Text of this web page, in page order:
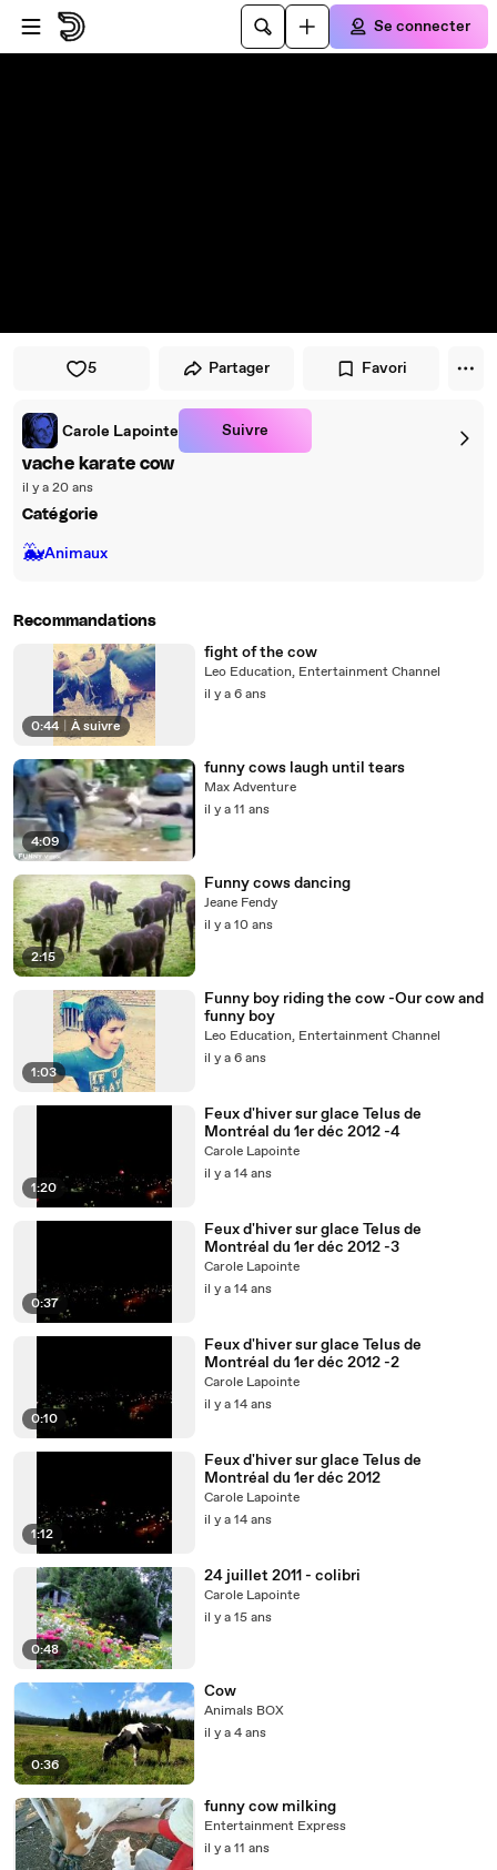
Passer au player
Passer au contenu principal
Se connecter
5 Partager Favori
Carole Lapointe Suivre
vache karate cow
il y a 20 ans
Catégorie
🐳Animaux
Recommandations
0:44 À suivre
fight of the cow
Leo Education, Entertainment Channel
il y a 6 ans
4:09
funny cows laugh until tears
Max Adventure
il y a 11 ans
2:15
Funny cows dancing
Jeane Fendy
il y a 10 ans
1:03
Funny boy riding the cow -Our cow and
funny boy
Leo Education, Entertainment Channel
il y a 6 ans
1:20
Feux d'hiver sur glace Telus de
Montréal du 1er déc 2012 -4
Carole Lapointe
il y a 14 ans
0:37
Feux d'hiver sur glace Telus de
Montréal du 1er déc 2012 -3
Carole Lapointe
il y a 14 ans
0:10
Feux d'hiver sur glace Telus de
Montréal du 1er déc 2012 -2
Carole Lapointe
il y a 14 ans
1:12
Feux d'hiver sur glace Telus de
Montréal du 1er déc 2012
Carole Lapointe
il y a 14 ans
0:48
24 juillet 2011 - colibri
Carole Lapointe
il y a 15 ans
0:36
Cow
Animals BOX
il y a 4 ans
funny cow milking
Entertainment Express
il y a 11 ans